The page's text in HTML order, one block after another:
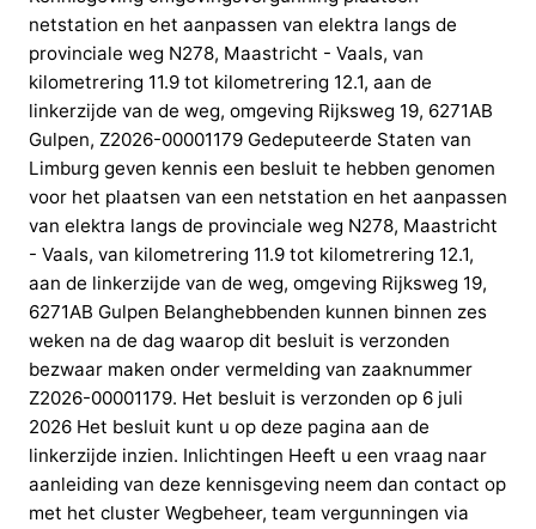
netstation en het aanpassen van elektra langs de
provinciale weg N278, Maastricht - Vaals, van
kilometrering 11.9 tot kilometrering 12.1, aan de
linkerzijde van de weg, omgeving Rijksweg 19, 6271AB
Gulpen, Z2026-00001179 Gedeputeerde Staten van
Limburg geven kennis een besluit te hebben genomen
voor het plaatsen van een netstation en het aanpassen
van elektra langs de provinciale weg N278, Maastricht
- Vaals, van kilometrering 11.9 tot kilometrering 12.1,
aan de linkerzijde van de weg, omgeving Rijksweg 19,
6271AB Gulpen Belanghebbenden kunnen binnen zes
weken na de dag waarop dit besluit is verzonden
bezwaar maken onder vermelding van zaaknummer
Z2026-00001179. Het besluit is verzonden op 6 juli
2026 Het besluit kunt u op deze pagina aan de
linkerzijde inzien. Inlichtingen Heeft u een vraag naar
aanleiding van deze kennisgeving neem dan contact op
met het cluster Wegbeheer, team vergunningen via